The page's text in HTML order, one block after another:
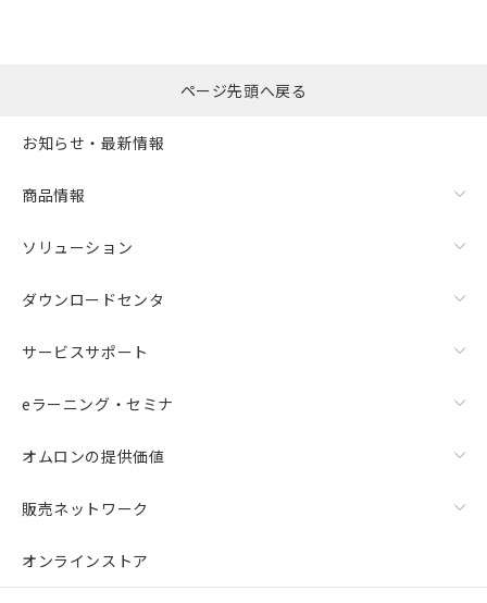
ページ先頭へ戻る
お知らせ・最新情報
商品情報
ソリューション
ダウンロードセンタ
サービスサポート
eラーニング・セミナ
オムロンの提供価値
販売ネットワーク
オンラインストア